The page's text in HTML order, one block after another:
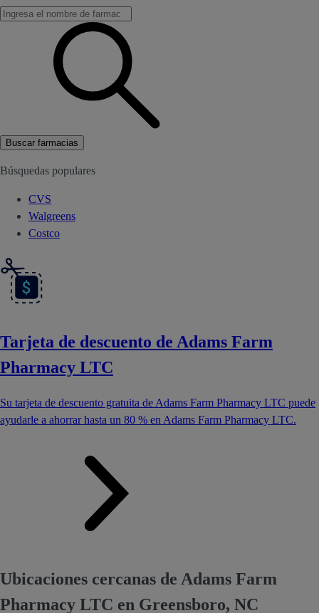
Buscar farmacias
Búsquedas populares
CVS
Walgreens
Costco
Tarjeta de descuento de Adams Farm
Pharmacy LTC
Su tarjeta de descuento gratuita de Adams Farm Pharmacy LTC puede
ayudarle a ahorrar hasta un 80 % en Adams Farm Pharmacy LTC.
Ubicaciones cercanas de Adams Farm
Pharmacy LTC en Greensboro, NC